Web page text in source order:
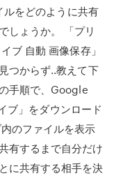
をどのように共有
しょうか。 「プリ
ブ 自動 画像保存」
つからず..教えて下
手順で、Google
ブ」をダウンロード
のファイルを表示
有するまで自分だけ
に共有する相手を決